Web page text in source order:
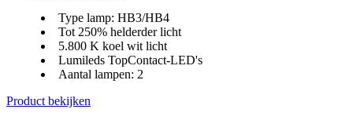
Type lamp: HB3/HB4
Tot 250% helderder licht
5.800 K koel wit licht
Lumileds TopContact-LED's
Aantal lampen: 2
Product bekijken